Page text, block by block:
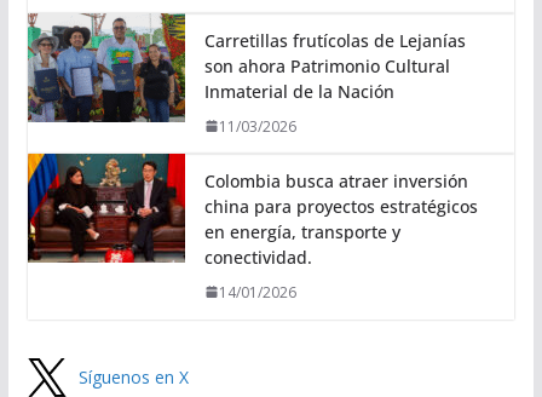
Carretillas frutícolas de Lejanías
son ahora Patrimonio Cultural
Inmaterial de la Nación
11/03/2026
Colombia busca atraer inversión
china para proyectos estratégicos
en energía, transporte y
conectividad.
14/01/2026
Síguenos en X